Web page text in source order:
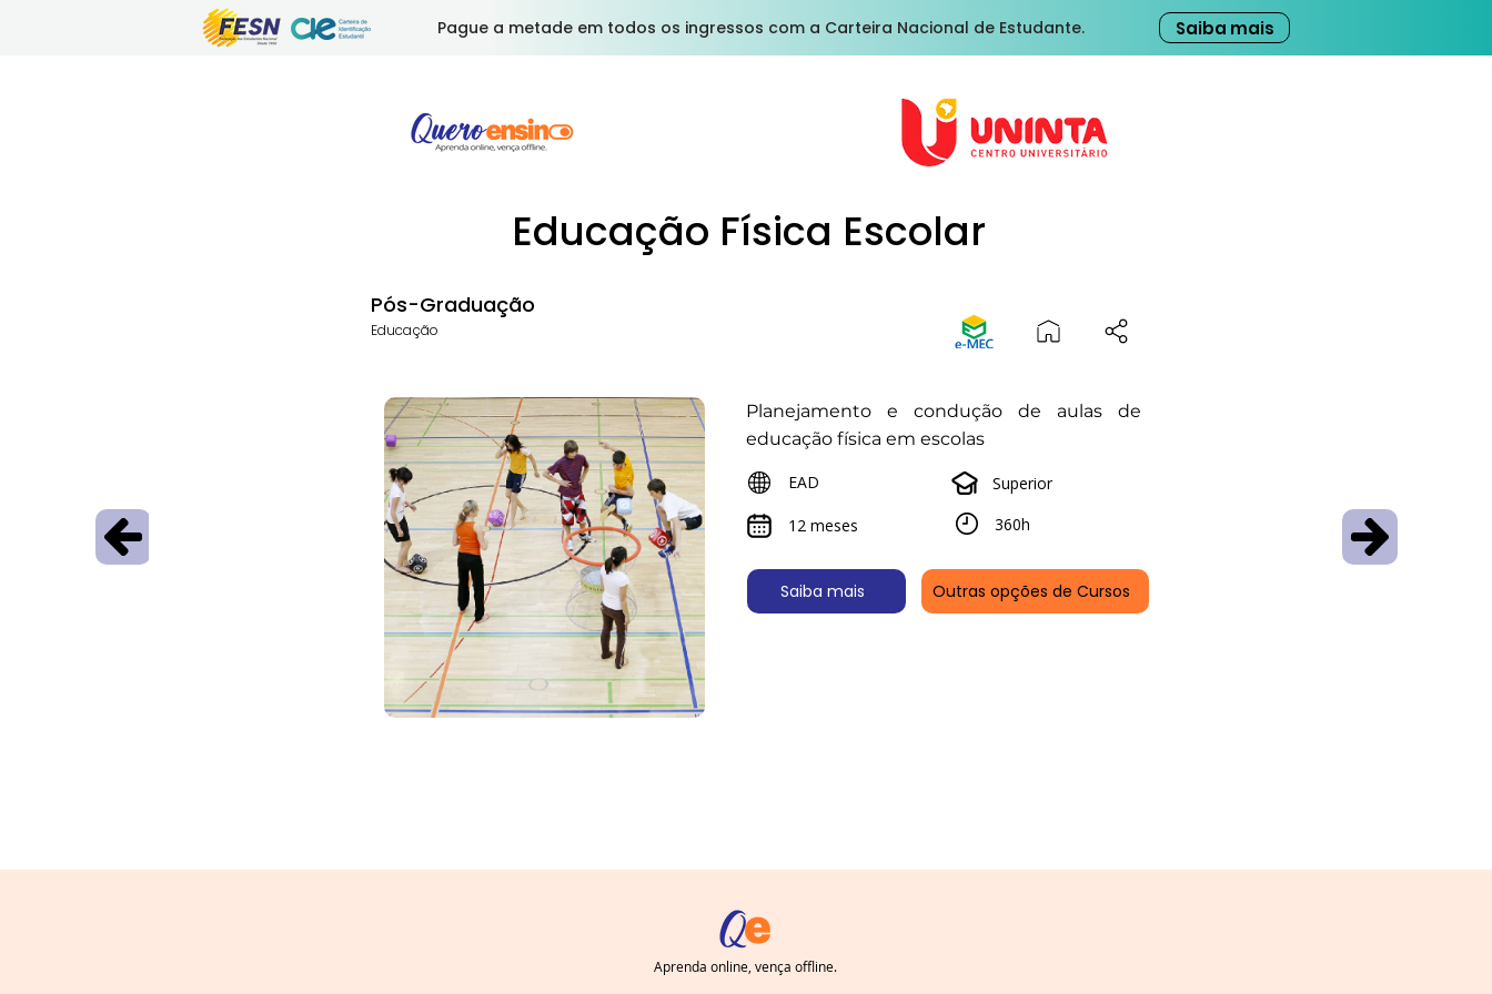
Pague a metade em todos os ingressos com a Carteira Nacional de Estudante. Saiba mais
Educação Física Escolar
Pós-Graduação
Educação
Planejamento e condução de aulas de
educação física em escolas
EAD
Superior
12 meses
360h
Saiba mais Outras opções de Cursos
Aprenda online, vença offline.